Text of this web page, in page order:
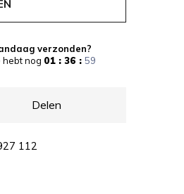
verzonden?
hebt nog 01 : 36 : 59
Delen
112